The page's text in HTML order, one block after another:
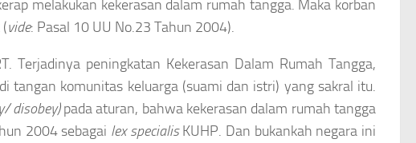
melakukan kekerasan dalam rumah tangga. Maka korban
vide: Pasal 10 UU No.23 Tahun 2004).
Terjadinya peningkatan Kekerasan Dalam Rumah Tangga,
tangan komunitas keluarga (suami dan istri) yang sakral itu.
disobey)pada aturan, bahwa kekerasan dalam rumah tangga
2004 sebagai lex specialisKUHP. Dan bukankah negara ini